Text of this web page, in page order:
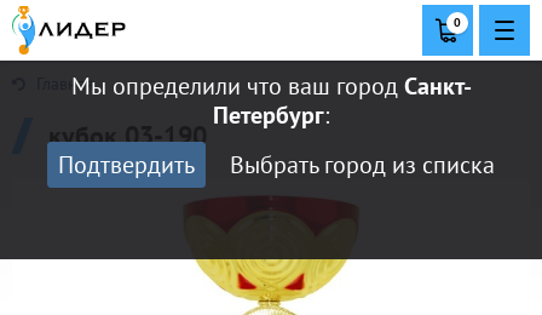
Мы определили что ваш городСанкт-
Петербург:
Подтвердить
Выбрать город из списка
0
Главная
кубок 03-190